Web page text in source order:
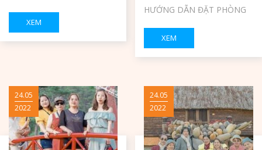
XEM
HƯỚNG DẪN ĐẶT PHÒNG
XEM
24.05
2022
24.05
2022